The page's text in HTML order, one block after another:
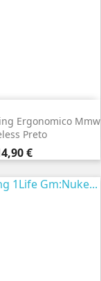
Ergonomico Mmw
Preto
€
rápida